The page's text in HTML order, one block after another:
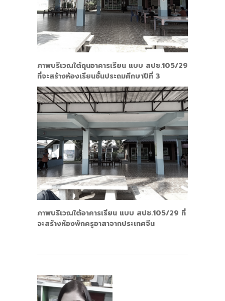
ภาพบริเวณใต้ถุนอาคารเรียน แบบ สปช.105/29
ที่จะสร้างห้องเรียนชั้นประถมศึกษาปีที่ 3
ภาพบริเวณใต้อาคารเรียน แบบ สปช.105/29 ที่
จะสร้างห้องพักครูอาสาจากประเทศจีน